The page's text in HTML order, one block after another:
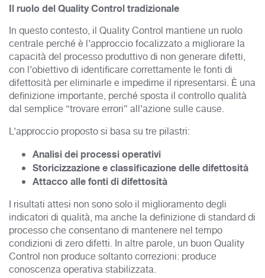
Il ruolo del Quality Control tradizionale
In questo contesto, il Quality Control mantiene un ruolo
centrale perché è l’approccio focalizzato a migliorare la
capacità del processo produttivo di non generare difetti,
con l’obiettivo di identificare correttamente le fonti di
difettosità per eliminarle e impedirne il ripresentarsi. È una
definizione importante, perché sposta il controllo qualità
dal semplice “trovare errori” all’azione sulle cause.
L’approccio proposto si basa su tre pilastri:
Analisi dei processi operativi
Storicizzazione e classificazione delle difettosità
Attacco alle fonti di difettosità
I risultati attesi non sono solo il miglioramento degli
indicatori di qualità, ma anche la definizione di standard di
processo che consentano di mantenere nel tempo
condizioni di zero difetti. In altre parole, un buon Quality
Control non produce soltanto correzioni: produce
conoscenza operativa stabilizzata.